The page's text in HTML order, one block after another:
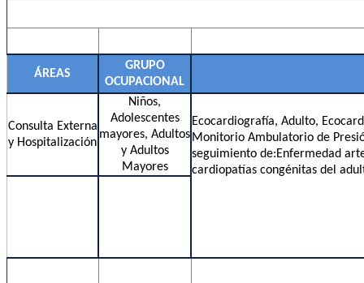
ÁREAS
GRUPO
OCUPACIONAL
Consulta Externa
y Hospitalización
Niños,
Adolescentes
mayores, Adultos
y Adultos
Mayores
Ecocardiografía, Adulto,
Monitorio Ambulatorio de
seguimiento de:Enfermedad
cardiopatías congénitas del